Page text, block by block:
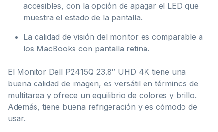
accesibles, con la opción de apagar el LED que
muestra el estado de la pantalla.
La calidad de visión del monitor es comparable a
los MacBooks con pantalla retina.
El Monitor Dell P2415Q 23.8″ UHD 4K tiene una
buena calidad de imagen, es versátil en términos de
multitarea y ofrece un equilibrio de colores y brillo.
Además, tiene buena refrigeración y es cómodo de
usar.